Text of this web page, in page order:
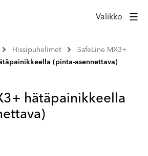
Valikko
Hissipuhelimet
SafeLine MX3+
(pinta-asennettava)
hätäpainikkeella